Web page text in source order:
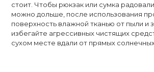
стоит. Чтобы рюкзак или сумка
можно дольше, после использования
поверхность влажной тканью от пыли и
избегайте агрессивных чистящих
сухом месте вдали от прямых